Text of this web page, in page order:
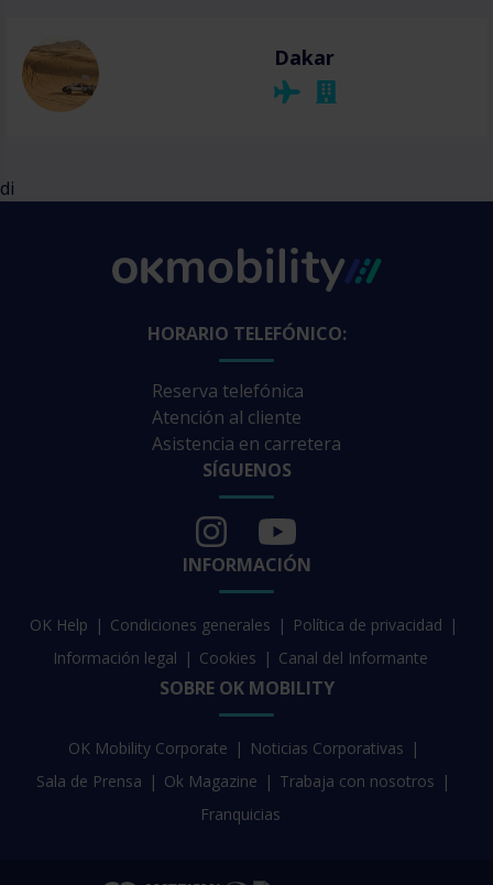
Dakar
di
HORARIO TELEFÓNICO:
Reserva telefónica
Atención al cliente
Asistencia en carretera
SÍGUENOS
INFORMACIÓN
OK Help Condiciones generales
Política de privacidad
Información legal
Cookies Canal del Informante
SOBRE OK MOBILITY
OK Mobility Corporate
Noticias Corporativas
Sala de Prensa
Ok Magazine
Trabaja con nosotros
Franquicias